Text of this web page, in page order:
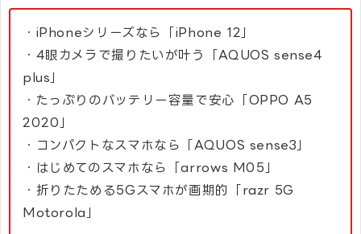
・iPhoneシリーズなら「iPhone 12」
・4眼カメラで撮りたいが叶う「AQUOS sense4
plus」
・たっぷりのバッテリー容量で安心「OPPO A5
2020」
・コンパクトなスマホなら「AQUOS sense3」
・はじめてのスマホなら「arrows M05」
・折りたためる5Gスマホが画期的「razr 5G
Motorola」